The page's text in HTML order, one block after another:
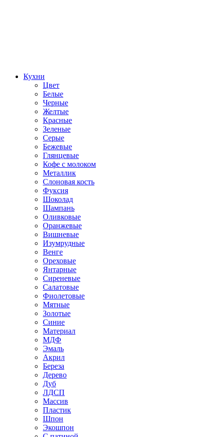
Кухни
Цвет
Белые
Черные
Желтые
Красные
Зеленые
Серые
Бежевые
Глянцевые
Кофе с молоком
Металлик
Слоновая кость
Фуксия
Шоколад
Шампань
Оливковые
Оранжевые
Вишневые
Изумрудные
Венге
Ореховые
Янтарные
Сиреневые
Салатовые
Фиолетовые
Мятные
Золотые
Синие
Материал
МДФ
Эмаль
Акрил
Береза
Дерево
Дуб
ЛДСП
Массив
Пластик
Шпон
Экошпон